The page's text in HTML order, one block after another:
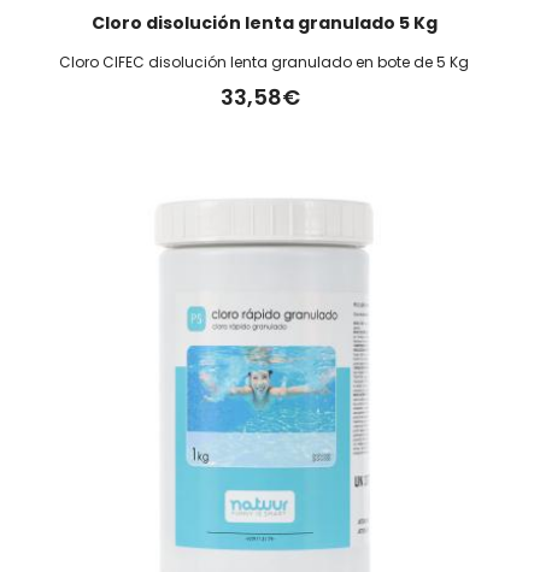
Cloro disolución lenta granulado 5 Kg
Cloro CIFEC disolución lenta granulado en bote de 5 Kg
33,58€